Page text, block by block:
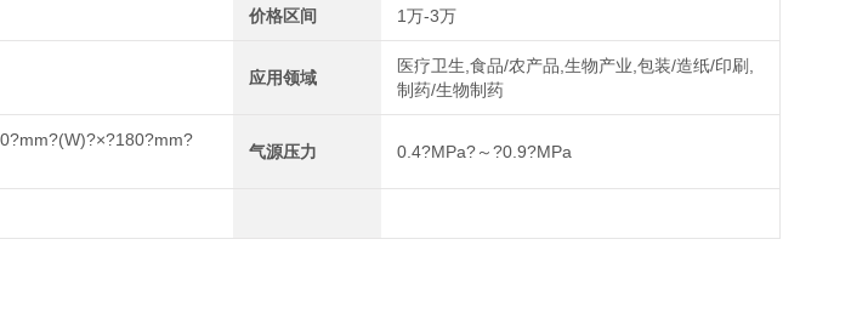
价格区间 1万-3万
应用领域
医疗卫生,食品/农产品,生物产业,包装/造纸/印刷,
制药/生物制药
气源压力 0.4?MPa?～?0.9?MPa